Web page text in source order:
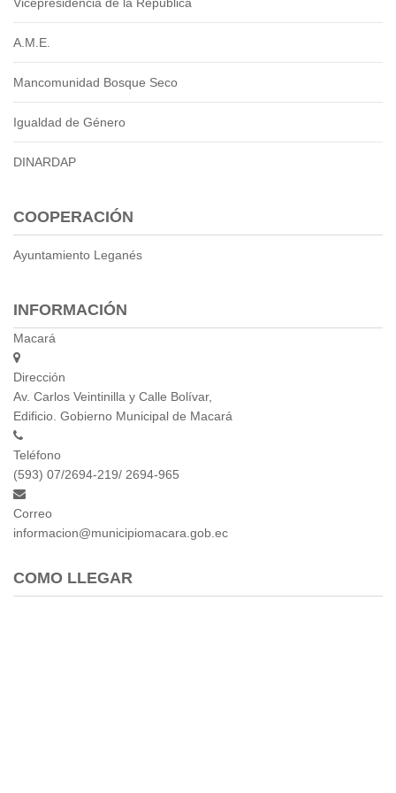
A.M.E.
Mancomunidad Bosque Seco
Igualdad de Género
DINARDAP
COOPERACIÓN
Ayuntamiento Leganés
INFORMACIÓN
Macará
Dirección
Av. Carlos Veintinilla y Calle Bolívar,
Edificio. Gobierno Municipal de Macará
Teléfono
(593) 07/2694-219/ 2694-965
Correo
informacion@municipiomacara.gob.ec
COMO LLEGAR
Transparencia
GAD Macará
2026
2025
2020
2024
2022
2021
2016
2018
2017
2014
2013
2012
2022
2021
2020
2019
2017